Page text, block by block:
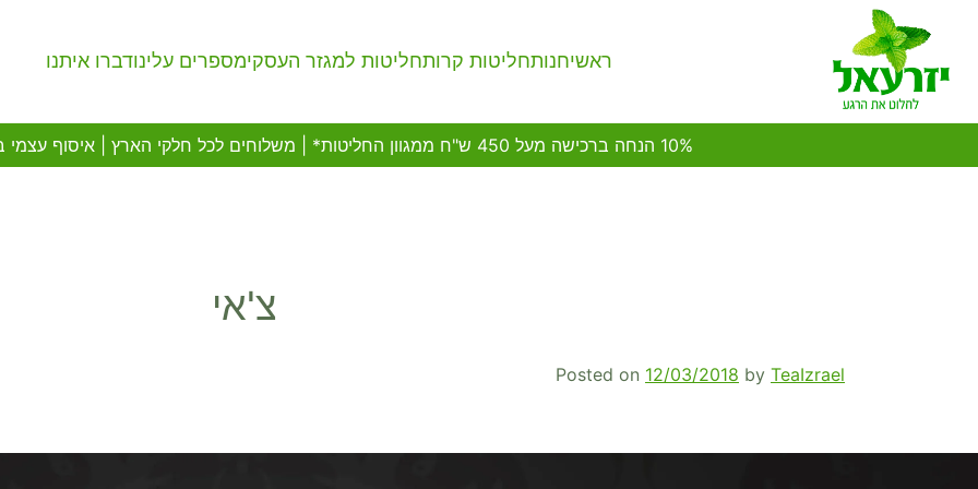
content
ראשיחנותחליטות קרותחליטות למגזר העסקימספרים עלינודברו איתנו
10% הנחה ברכישה מעל 450 ש"ח ממגוון החליטות* | משלוחים לכל חלקי הארץ | איסוף עצמי בחנות הראשית | כשר לפסח
צ'אי
Posted on 12/03/2018 by TeaIzrael